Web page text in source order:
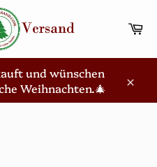
und wünschen
Weihnachten.🎄